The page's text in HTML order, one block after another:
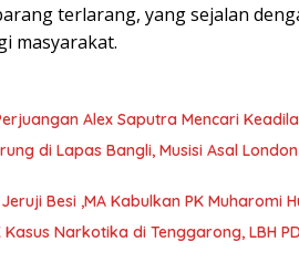
terlarang, yang sejalan
masyarakat.
Alex Saputra Mencari
di Lapas Bangli, Musisi Asal
Besi ,MA Kabulkan PK Muharomi
Kasus Narkotika di Tenggarong, LBH